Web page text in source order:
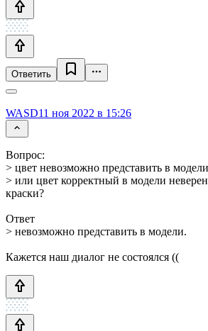
Ответить
WASD11 ноя 2022 в 15:26
Вопрос:
> цвет невозможно представить в
> или цвет корректный в модели
краски?
Ответ
> невозможно представить в модели.
Кажется наш диалог не состоялся ((